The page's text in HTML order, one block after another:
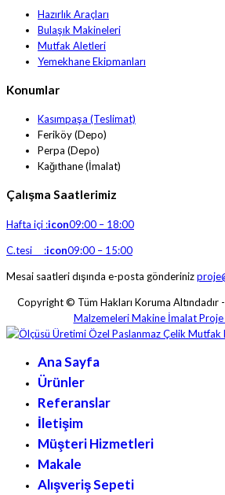
Hazırlık Araçları
Bulaşık Makineleri
Mutfak Aletleri
Yemekhane Ekipmanları
Konumlar
Kasımpaşa (Teslimat)
Feriköy (Depo)
Perpa (Depo)
Kağıthane (İmalat)
Çalışma Saatlerimiz
Hafta içi :icon09:00 – 18:00
C.tesi :icon09:00 – 15:00
Mesai saatleri dışında e-posta gönderiniz
Copyright © Tüm Hakları Koruma Altındadır -
Malzemeleri Makine İmalat Proje
Ana Sayfa
Ürünler
Referanslar
İletişim
Müşteri Hizmetleri
Makale
Alışveriş Sepeti